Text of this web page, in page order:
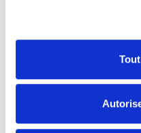
ALLE ENTDECKEN